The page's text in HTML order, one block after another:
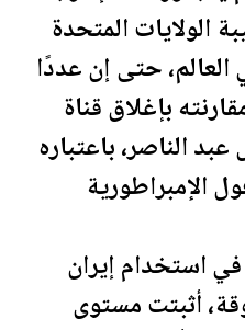
الولايات المتحدة
حتى إن عددًا
بإغلاق قناة
الناصر، باعتباره
الإمبراطورية
في استخدام إيران
أثبتت مستوى